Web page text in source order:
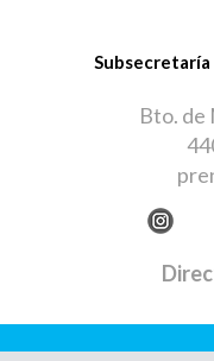
Subsecretaría
Bto. de